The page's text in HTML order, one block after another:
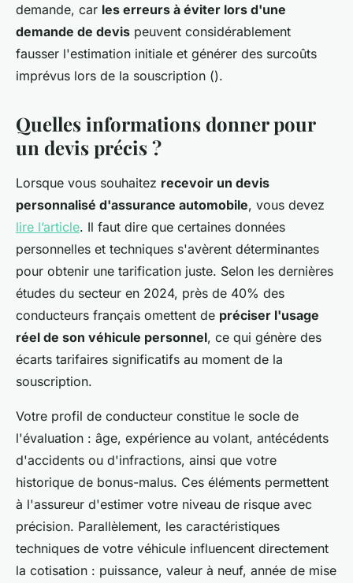
demande, car les erreurs à éviter lors d'une
demande de devis peuvent considérablement
fausser l'estimation initiale et générer des surcoûts
imprévus lors de la souscription ().
Quelles informations donner pour
un devis précis ?
Lorsque vous souhaitez recevoir un devis
personnalisé d'assurance automobile, vous devez
lire l’article. Il faut dire que certaines données
personnelles et techniques s'avèrent déterminantes
pour obtenir une tarification juste. Selon les dernières
études du secteur en 2024, près de 40% des
conducteurs français omettent de préciser l'usage
réel de son véhicule personnel, ce qui génère des
écarts tarifaires significatifs au moment de la
souscription.
Votre profil de conducteur constitue le socle de
l'évaluation : âge, expérience au volant, antécédents
d'accidents ou d'infractions, ainsi que votre
historique de bonus-malus. Ces éléments permettent
à l'assureur d'estimer votre niveau de risque avec
précision. Parallèlement, les caractéristiques
techniques de votre véhicule influencent directement
la cotisation : puissance, valeur à neuf, année de mise